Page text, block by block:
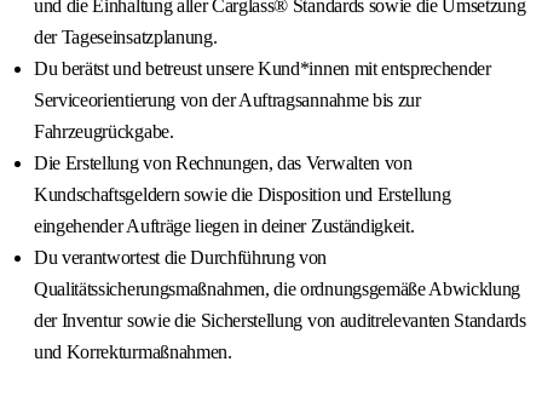
und die Einhaltung aller Carglass® Standards sowie die Umsetzung
der Tageseinsatzplanung.
Du berätst und betreust unsere Kund*innen mit entsprechender
Serviceorientierung von der Auftragsannahme bis zur
Fahrzeugrückgabe.
Die Erstellung von Rechnungen, das Verwalten von
Kundschaftsgeldern sowie die Disposition und Erstellung
eingehender Aufträge liegen in deiner Zuständigkeit.
Du verantwortest die Durchführung von
Qualitätssicherungsmaßnahmen, die ordnungsgemäße Abwicklung
der Inventur sowie die Sicherstellung von auditrelevanten Standards
und Korrekturmaßnahmen.